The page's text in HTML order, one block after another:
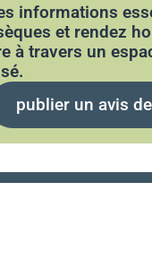
informations
et rendez
à travers un
publier un avis